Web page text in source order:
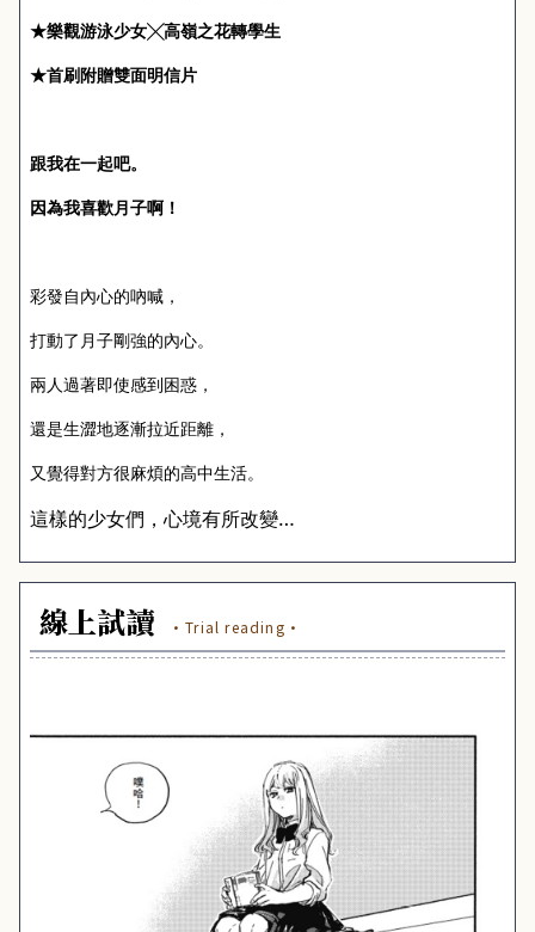
★樂觀游泳少女╳高嶺之花轉學生
★首刷附贈雙面明信片
跟我在一起吧。
因為我喜歡月子啊！
彩發自內心的吶喊，
打動了月子剛強的內心。
兩人過著即使感到困惑，
還是生澀地逐漸拉近距離，
又覺得對方很麻煩的高中生活。
這樣的少女們，心境有所改變…
線上試讀 ·Trial reading·